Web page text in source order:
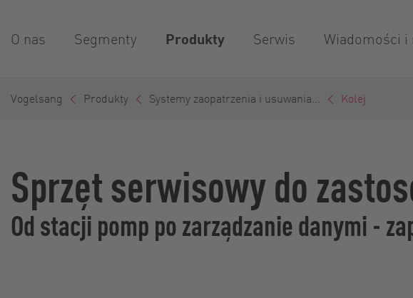
O nas Segmenty Produkty Serwis Wiadomości i
Vogelsang Produkty Systemy zaopatrzenia i usuwania... Kolej
Sprzęt serwisowy do
Od stacji pomp po zarządzanie danymi -